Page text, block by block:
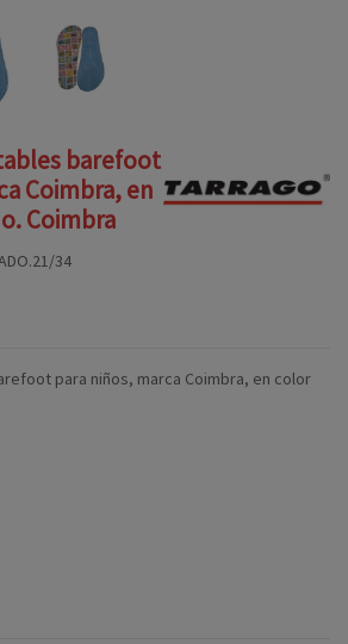
barefoot
Coimbra, en
Coimbra
34
para niños, marca Coimbra, en color